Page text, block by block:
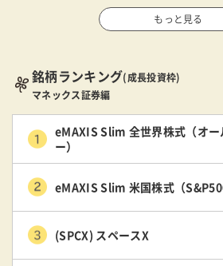
もっと見る
銘柄ランキング(成長投資枠)
マネックス証券編
eMAXIS Slim 全世界株式（オー
ー）
eMAXIS Slim 米国株式（
(SPCX) スペースX